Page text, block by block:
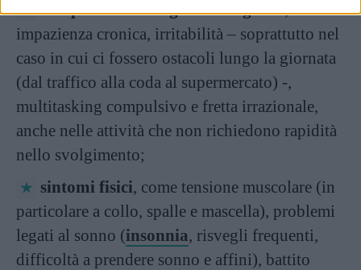
comportamenti legati all’urgenza, come
impazienza cronica, irritabilità – soprattutto nel
caso in cui ci fossero ostacoli lungo la giornata
(dal traffico alla coda al supermercato) -,
multitasking compulsivo e fretta irrazionale,
anche nelle attività che non richiedono rapidità
nello svolgimento;
sintomi fisici, come tensione muscolare (in
particolare a collo, spalle e mascella), problemi
legati al sonno (insonnia, risvegli frequenti,
difficoltà a prendere sonno e affini), battito